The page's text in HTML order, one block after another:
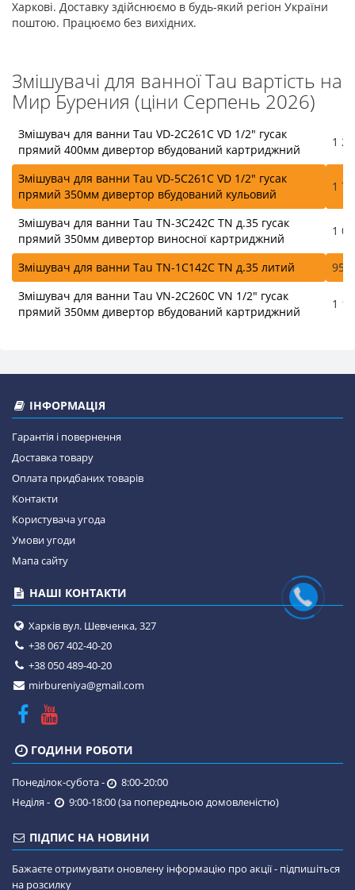
Харкові. Доставку здійснюємо в будь-який регіон України
поштою. Працюємо без вихідних.
Змішувачі для ванної Tau вартість на
Мир Бурения (ціни Серпень 2026)
Змішувач для ванни Tau VD-2C261C VD 1/2" гусак
прямий 400мм дивертор вбудований картриджний
1
Змішувач для ванни Tau VD-5C261C VD 1/2" гусак
прямий 350мм дивертор вбудований кульовий
1
Змішувач для ванни Tau TN-3C242C TN д.35 гусак
прямий 350мм дивертор виносної картриджний
1
Змішувач для ванни Tau TN-1C142C TN д.35 литий
Змішувач для ванни Tau VN-2C260C VN 1/2" гусак
прямий 350мм дивертор вбудований картриджний
1
ІНФОРМАЦІЯ
Гарантія і повернення
Доставка товару
Оплата придбаних товарів
Контакти
Користувача угода
Умови угоди
Мапа сайту
НАШІ КОНТАКТИ
Харків вул. Шевченка, 327
+38 067 402-40-20
+38 050 489-40-20
mirbureniya@gmail.com
ГОДИНИ РОБОТИ
Понеділок-субота -
8:00-20:00
Неділя -
9:00-18:00 (за попередньою домовленістю)
ПІДПИС НА НОВИНИ
Бажаєте отримувати оновлену інформацію про акції - підпишіться
на розсилку